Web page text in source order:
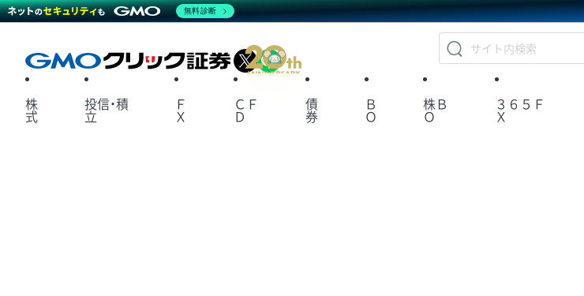
X
株
式
投信・積
立
Ｆ
Ｘ
ＣＦ
Ｄ
債
券
Ｂ
Ｏ
株Ｂ
Ｏ
３６５Ｆ
Ｘ
無料診断